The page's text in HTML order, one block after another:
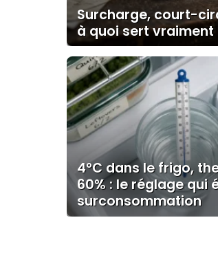
Surcharge, court-
à quoi sert vraiment
4°C dans le frigo,
60% : le réglage qui
surconsommation